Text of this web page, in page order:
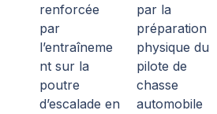
renforcée
par
l’entraîneme
nt sur la
poutre
d’escalade en
par la
préparation
physique du
pilote de
chasse
automobile